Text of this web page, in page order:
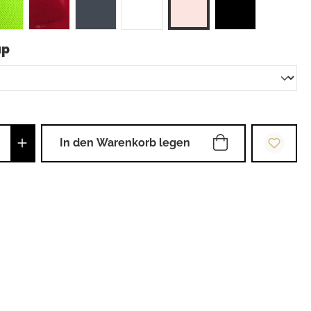
auswählen
Anzahl: Gib den gewünschten Wert
In den Warenkorb legen